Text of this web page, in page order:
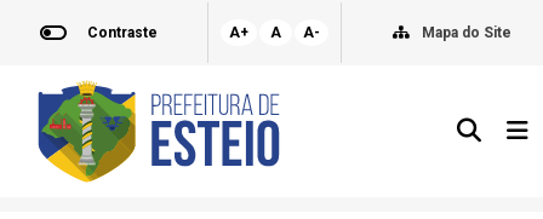
Contraste A+ A A- Mapa do Site